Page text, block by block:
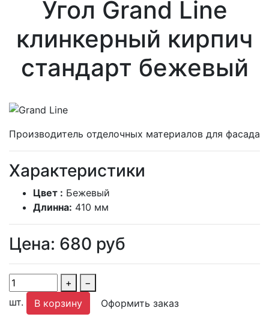
Угол Grand Line
клинкерный кирпич
стандарт бежевый
Производитель отделочных материалов для фасада
Характеристики
Цвет : Бежевый
Длинна: 410 мм
Цена: 680 руб
+
−
шт.
В корзину Оформить заказ